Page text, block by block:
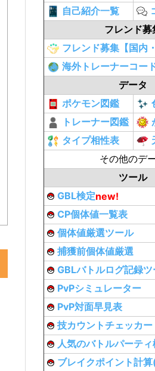
自己紹介一覧
フレンド募
フレンド募集【国内
海外トレーナーコー
データ
ポケモン図鑑
トレーナー図鑑
タイプ相性表
その他のデ
ツール
GBL検定new!
CP個体値一覧表
個体値厳選ツール
捕獲前個体値厳選
GBLバトルログ記録ツ
PvPシミュレーター
PvP対面早見表
技カウントチェッカー
人気のバトルパーテ
ブレイクポイント計